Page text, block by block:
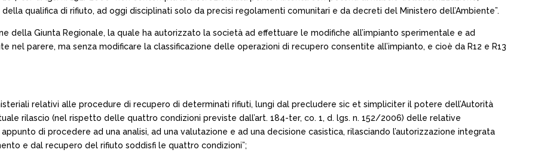
qualifica di rifiuto, ad oggi disciplinati solo da precisi regolamenti comunitari e da decreti del Ministero dell’Ambiente”.
della Giunta Regionale, la quale ha autorizzato la società ad effettuare le modifiche all’impianto sperimentale e ad
parere, ma senza modificare la classificazione delle operazioni di recupero consentite all’impianto, e cioè da R12 e R13
relativi alle procedure di recupero di determinati rifiuti, lungi dal precludere sic et simpliciter il potere dell’Autorità
rilascio (nel rispetto delle quattro condizioni previste dall’art. 184-ter, co. 1, d. lgs. n. 152/2006) delle relative
di procedere ad una analisi, ad una valutazione e ad una decisione casistica, rilasciando l’autorizzazione integrata
e dal recupero del rifiuto soddisfi le quattro condizioni”;